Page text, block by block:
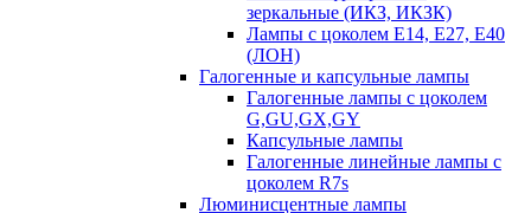
зеркальные (ИКЗ, ИКЗК)
Лампы с цоколем Е14, Е27, Е40
(ЛОН)
Галогенные и капсульные лампы
Галогенные лампы с цоколем
G,GU,GX,GY
Капсульные лампы
Галогенные линейные лампы с
цоколем R7s
Люминисцентные лампы